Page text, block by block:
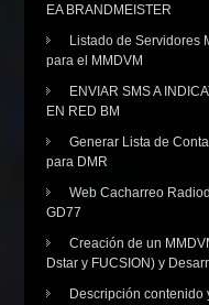
EA BRANDMEISTER
Listado de Servidores
para el MMDVM
ENVIAR SMS A
EN RED BM
Generar Lista de
para DMR
Web Cacharreo
GD77
Creación de un
Dstar y FUCSION) y
Descripción contenido